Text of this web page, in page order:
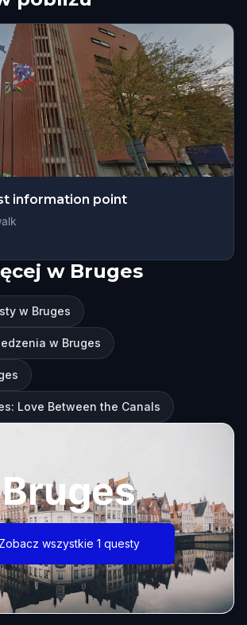
information point
w Bruges
w Bruges
w Bruges
Love Between the Canals
Bruges
Zobacz wszystkie 1 questy